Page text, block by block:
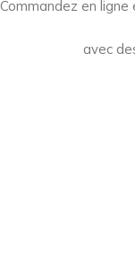
Commandez en
avec